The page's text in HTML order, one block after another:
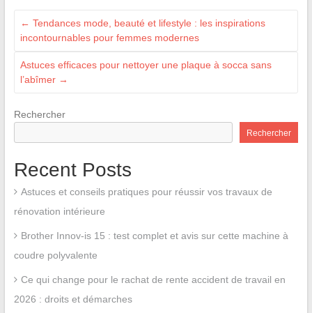
← Tendances mode, beauté et lifestyle : les inspirations
incontournables pour femmes modernes
Astuces efficaces pour nettoyer une plaque à socca sans
l’abîmer →
Rechercher
Rechercher
Recent Posts
Astuces et conseils pratiques pour réussir vos travaux de
rénovation intérieure
Brother Innov-is 15 : test complet et avis sur cette machine à
coudre polyvalente
Ce qui change pour le rachat de rente accident de travail en
2026 : droits et démarches